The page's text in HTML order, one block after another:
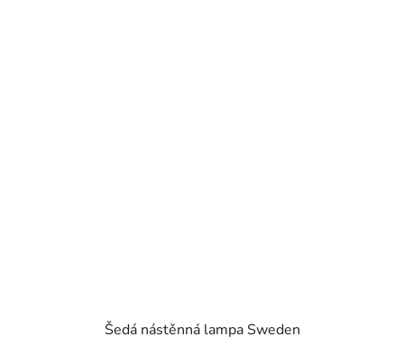
Šedá nástěnná lampa Sweden